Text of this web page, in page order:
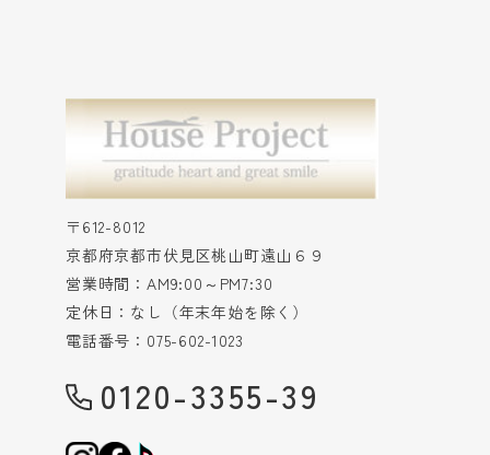
〒612-8012
京都府京都市伏見区桃山町遠山６９
営業時間：AM9:00～PM7:30
定休日：なし（年末年始を除く）
電話番号：075-602-1023
0120-3355-39